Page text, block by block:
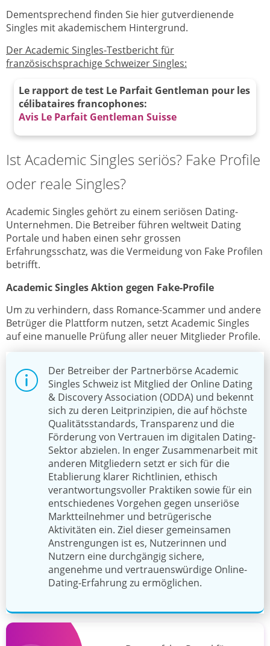
Dementsprechend finden Sie hier gutverdienende
Singles mit akademischem Hintergrund.
Der Academic Singles-Testbericht für
französischsprachige Schweizer Singles:
Le rapport de test Le Parfait Gentleman pour les
célibataires francophones:
Avis Le Parfait Gentleman Suisse
Ist Academic Singles seriös? Fake Profile
oder reale Singles?
Academic Singles gehört zu einem seriösen Dating-
Unternehmen. Die Betreiber führen weltweit Dating
Portale und haben einen sehr grossen
Erfahrungsschatz, was die Vermeidung von Fake Profilen
betrifft.
Academic Singles Aktion gegen Fake-Profile
Um zu verhindern, dass Romance-Scammer und andere
Betrüger die Plattform nutzen, setzt Academic Singles
auf eine manuelle Prüfung aller neuer Mitglieder Profile.
Der Betreiber der Partnerbörse Academic
Singles Schweiz ist Mitglied der Online Dating
& Discovery Association (ODDA) und bekennt
sich zu deren Leitprinzipien, die auf höchste
Qualitätsstandards, Transparenz und die
Förderung von Vertrauen im digitalen Dating-
Sektor abzielen. In enger Zusammenarbeit mit
anderen Mitgliedern setzt er sich für die
Etablierung klarer Richtlinien, ethisch
verantwortungsvoller Praktiken sowie für ein
entschiedenes Vorgehen gegen unseriöse
Marktteilnehmer und betrügerische
Aktivitäten ein. Ziel dieser gemeinsamen
Anstrengungen ist es, Nutzerinnen und
Nutzern eine durchgängig sichere,
angenehme und vertrauenswürdige Online-
Dating-Erfahrung zu ermöglichen.